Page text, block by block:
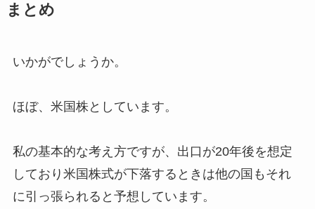
まとめ
いかがでしょうか。
ほぼ、米国株としています。
私の基本的な考え方ですが、出口が20年後を想定
しており米国株式が下落するときは他の国もそれ
に引っ張られると予想しています。